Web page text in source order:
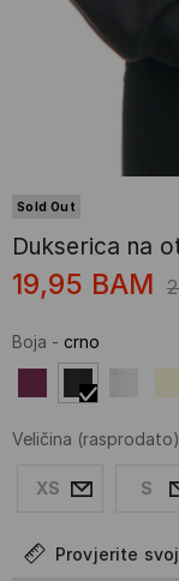
Sold Out
Dukserica na
19,95 BAM
Boja - crno
Veličina (rasprodato)
XS S
Provjerite